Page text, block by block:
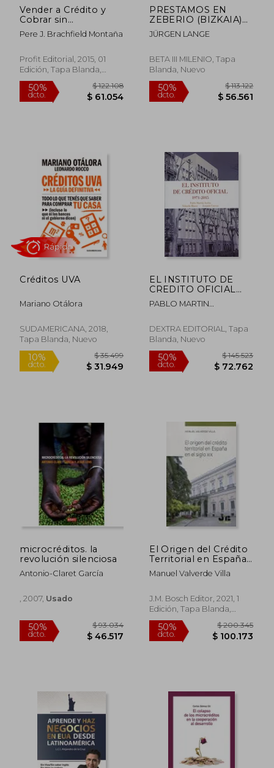
dcto. $ 45.034 dcto. $
Vender a Crédito y
Cobrar sin
Impagados: Manual
de Credit
Conceder Crédito a
Clientes y Cobrar sin
Pere J. Brachfield Montaña
Profit Editorial, 2015, 01
Edición, Tapa Blanda,
Nuevo
50%
dcto. $ 61.054
PRESTAMOS EN
ZEBERIO (BIZKAIA)
(1680-1804) (En
papel)
JÜRGEN LANGE
BETA III MILENIO, Tapa
Blanda, Nuevo
50%
dcto. $
Créditos UVA
Mariano Otálora
SUDAMERICANA, 2018,
Tapa Blanda, Nuevo
Rápido
EL INSTITUTO DE
CREDITO OFICIAL
1971-2015
PABLO MARTIN
BLASCO/JOAQUIN
CUEVAS
DEXTRA EDITORIAL, Tapa
Blanda, Nuevo
microcréditos. la
revolución silenciosa
Antonio-Claret García
, 2007, Usado
El Origen del Crédito
Territorial en España
en el Siglo xix
Manuel Valverde Villa
J.M. Bosch Editor, 2021, 1
Edición, Tapa Blanda,
Nuevo